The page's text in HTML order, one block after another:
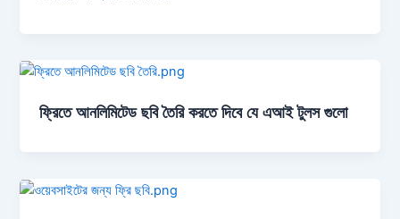
ফ্রিতে আনলিমিটেড ছবি তৈরি করতে দিবে যে এআই টুলস গুলো